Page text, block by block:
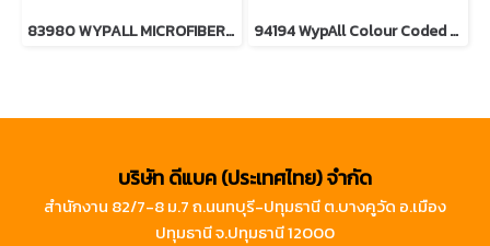
83980 WYPALL MICROFIBER Cloths RED 94194 WypAll Colour Coded Food Service Cloths Green
บริษัท ดีแบค (ประเทศไทย) จำกัด
สำนักงาน 82/7-8 ม.7 ถ.นนทบุรี-ปทุมธานี ต.บางคูวัด อ.เมือง
ปทุมธานี จ.ปทุมธานี 12000